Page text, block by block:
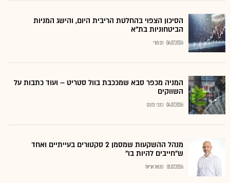
הסיכון הצפוי בהחלטת הריבית היום, והישג המניות
הביטחוניות בת"א
06.07.2026 רם מורי
המניה מכפר סבא שמככבת בוול סטריט – ועוד כתבות על
השווקים
04.07.2026 כתבי גלובס
מנהל ההשקעות שמסמן 2 סקטורים בעייתיים ואחד
ש"חייבים להיות בו"
01.07.2026 נתנאל אריאל